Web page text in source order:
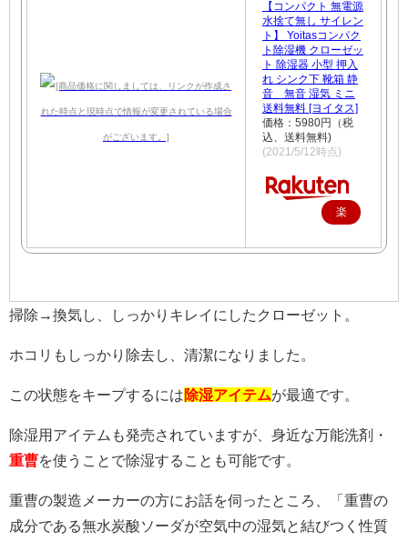
【コンパクト 無電源
水捨て無し サイレン
ト】 Yoitasコンパク
ト除湿機 クローゼッ
ト 除湿器 小型 押入
れ シンク下 靴箱 静
音 無音 湿気 ミニ
送料無料 [ヨイタス]
価格：5980円（税
込、送料無料)
(2021/5/12時点)
楽
入
掃除→換気し、しっかりキレイにしたクローゼット。
ホコリもしっかり除去し、清潔になりました。
この状態をキープするには除湿アイテムが最適です。
除湿用アイテムも発売されていますが、身近な万能洗剤・
重曹を使うことで除湿することも可能です。
重曹の製造メーカーの方にお話を伺ったところ、「重曹の
成分である無水炭酸ソーダが空気中の湿気と結びつく性質